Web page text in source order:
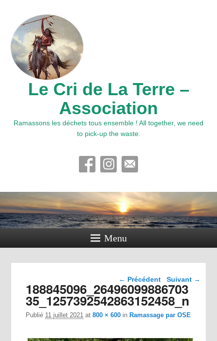
Le Cri de La Terre –
Association
Ramassons les déchets tous ensemble ! All together, we need
to pick-up the waste.
Menu
Navigation dans les
images
← Précédent Suivant →
188845096_26496099886703
35_1257392542863152458_n
Publié 11 juillet 2021 at800 × 600 in Ramassage par OSE